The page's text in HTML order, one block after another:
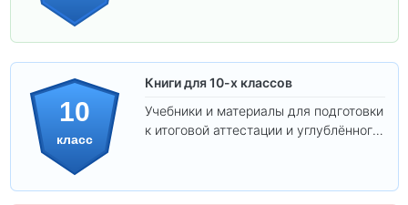
10
класс
Книги для 10-х классов
Учебники и материалы для подготовки
к итоговой аттестации и углублённого